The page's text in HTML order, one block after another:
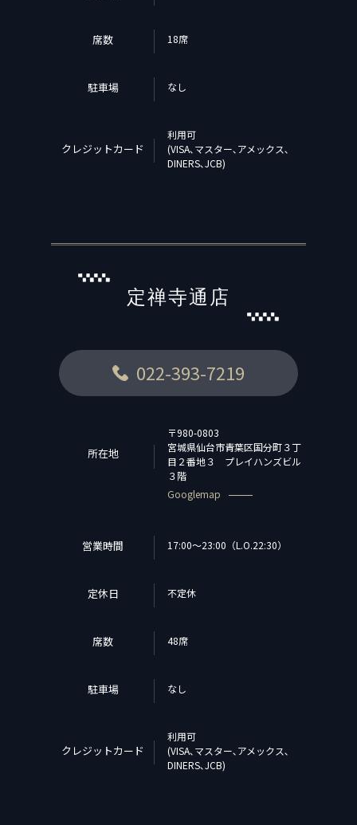
席数 18席
駐車場 なし
クレジットカード
利用可
(VISA､マスター､アメックス､
DINERS､JCB)
定禅寺通店
022-393-7219
所在地
〒980-0803
宮城県仙台市青葉区国分町３丁
目２番地３ プレイハンズビル
３階
Googlemap
営業時間 17:00～23:00（L.O.22:30）
定休日 不定休
席数 48席
駐車場 なし
クレジットカード
利用可
(VISA､マスター､アメックス､
DINERS､JCB)